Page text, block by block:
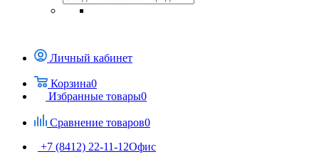
Личный кабинет
Корзина0
Избранные товары0
Сравнение товаров0
+7 (8412) 22-11-12Офис